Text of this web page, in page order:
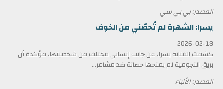
المصدر: بي بي سي
يسرا: الشهرة لم تُحصّني من الخوف
2026-02-18
كشفت الفنانة يسرا، عن جانب إنساني مختلف من شخصيتها، مؤكدة أن
بريق النجومية لم يمنحها حصانة ضد مشاعر...
المصدر: الأنباء